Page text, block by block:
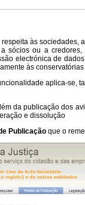
às
sócios ou a
electrónica de
às
aplica-se,
da publicação dos
e dissolução
Publicação que o